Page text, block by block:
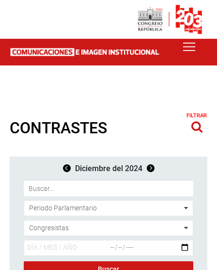
CONTRASTES
FILTRAR
Diciembre del 2024